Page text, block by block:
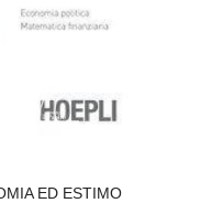
ED ESTIMO